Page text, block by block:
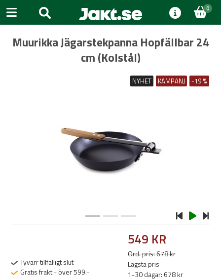
0
Muurikka Jägarstekpanna Hopfällbar 24
cm (Kolstål)
NYHET KAMPANJ -19 %
Tyvärr tillfälligt slut
Gratis frakt - över 599:-
549 KR
Ord. pris: 678 kr
Lägsta pris
1-30 dagar: 678 kr